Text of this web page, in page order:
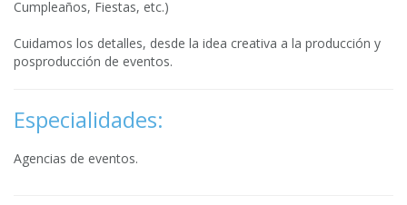
Cumpleaños, Fiestas, etc.)
Cuidamos los detalles, desde la idea creativa a la producción y
posproducción de eventos.
Especialidades:
Agencias de eventos.